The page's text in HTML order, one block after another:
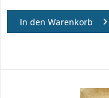
In den Warenkorb